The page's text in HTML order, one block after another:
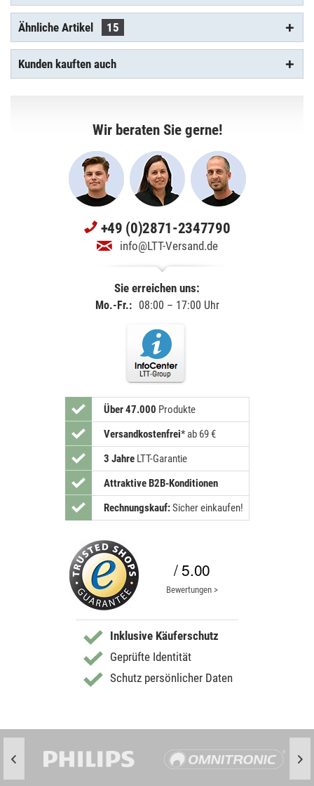
Ähnliche Artikel 15
Kunden kauften auch
Wir beraten Sie gerne!
+49 (0)2871-2347790
info@LTT-Versand.de
Sie erreichen uns:
Mo.-Fr.: 08:00 – 17:00 Uhr
Über 47.000 Produkte
Versandkostenfrei* ab 69 €
3 JahreLTT-Garantie
Attraktive B2B-Konditionen
Rechnungskauf:Sicher einkaufen!
/ 5.00
Bewertungen >
Inklusive Käuferschutz
Geprüfte Identität
Schutz persönlicher Daten